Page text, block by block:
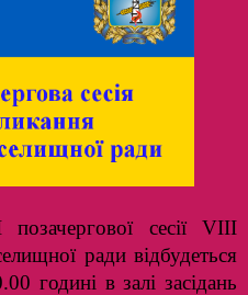
позачергової сесії VIII
ради відбудеться
годині в залі засідань